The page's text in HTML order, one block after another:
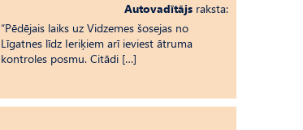
Autovadītājs raksta:
“Pēdējais laiks uz Vid­ze­mes šosejas no
Līgatnes līdz Ieriķiem arī ieviest ātruma
kontroles posmu. Citādi […]